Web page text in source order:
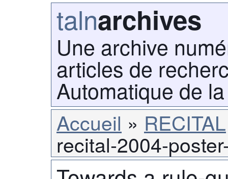
talnarchives
Une archive
articles de
Automatique de
Accueil RECITAL
recital-2004-